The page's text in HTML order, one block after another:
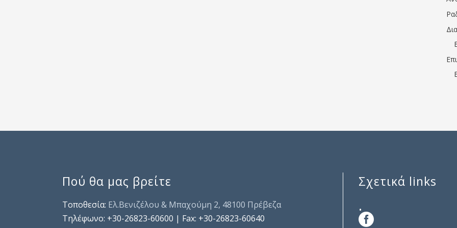
Πού θα μας βρείτε
Τοποθεσία: Ελ.Βενιζέλου & Μπαχούμη 2, 48100 Πρέβεζα
Τηλέφωνo: +30-26823-60600 | Fax: +30-26823-60640
Σχετικά links
.